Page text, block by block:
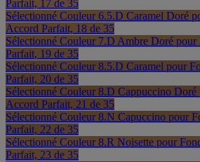
Parfait, 17 de 35
Sélectionné Couleur 6.5.D Caramel Doré
Accord Parfait, 18 de 35
Sélectionné Couleur 7.D Ambre Doré pour
Parfait, 19 de 35
Sélectionné Couleur 8.5.D Caramel pour
Parfait, 20 de 35
Sélectionné Couleur 8.D Cappuccino
Accord Parfait, 21 de 35
Sélectionné Couleur 8.N Capuccino pour
Parfait, 22 de 35
Sélectionné Couleur 8.R Noisette pour
Parfait, 23 de 35